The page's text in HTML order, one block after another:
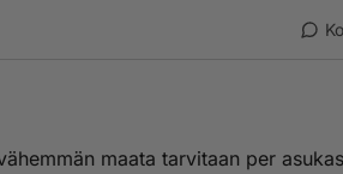
maata tarvitaan per